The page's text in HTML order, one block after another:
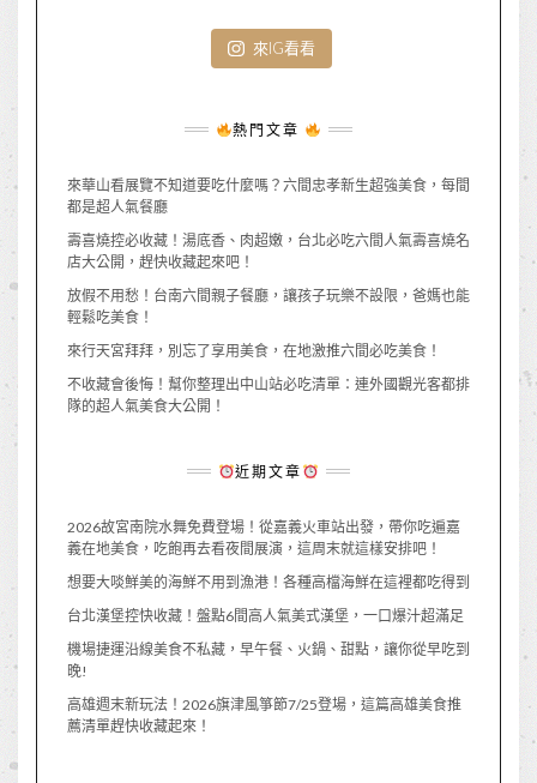
來IG看看
熱門文章
來華山看展覽不知道要吃什麼嗎？六間忠孝新生超強美食，每間
都是超人氣餐廳
壽喜燒控必收藏！湯底香、肉超嫩，台北必吃六間人氣壽喜燒名
店大公開，趕快收藏起來吧！
放假不用愁！台南六間親子餐廳，讓孩子玩樂不設限，爸媽也能
輕鬆吃美食！
來行天宮拜拜，別忘了享用美食，在地激推六間必吃美食！
不收藏會後悔！幫你整理出中山站必吃清單：連外國觀光客都排
隊的超人氣美食大公開！
近期文章
2026故宮南院水舞免費登場！從嘉義火車站出發，帶你吃遍嘉
義在地美食，吃飽再去看夜間展演，這周末就這樣安排吧！
想要大啖鮮美的海鮮不用到漁港！各種高檔海鮮在這裡都吃得到
台北漢堡控快收藏！盤點6間高人氣美式漢堡，一口爆汁超滿足
機場捷運沿線美食不私藏，早午餐、火鍋、甜點，讓你從早吃到
晚!
高雄週末新玩法！2026旗津風箏節7/25登場，這篇高雄美食推
薦清單趕快收藏起來！